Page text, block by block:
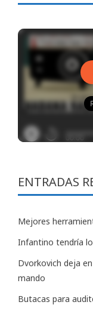
ENTRADAS
Mejores
Infantino tendría
Dvorkovich deja
mando
Butacas para